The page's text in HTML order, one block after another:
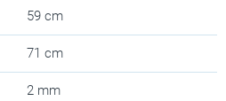
59 cm
71 cm
2 mm